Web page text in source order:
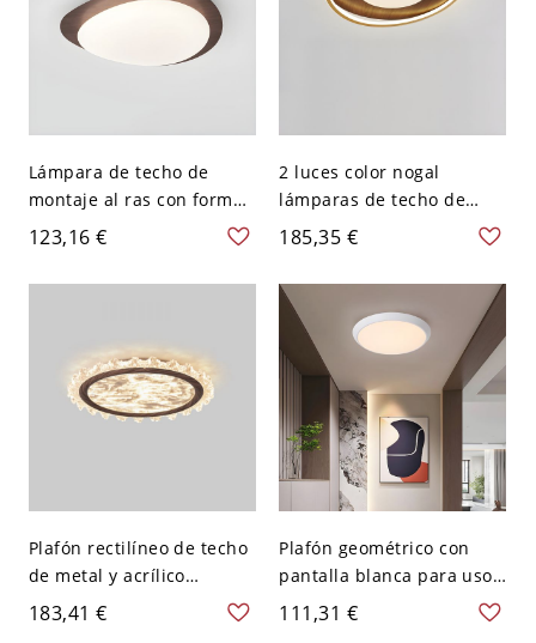
Lámpara de techo de
montaje al ras con forma
de adoquín, acabado
blanco/madera, color
nogal, para dormitorio -
123,16 €
2 luces color nogal
lámparas de techo de
montaje al ras de metal
para dormitorio - 110 A
120 V 46,99 cm
185,35 €
Plafón rectilíneo de techo
de metal y acrílico
translúcido con LED de 1
luz - 110 A 120 V 40,64 cm
183,41 €
Plafón geométrico con
pantalla blanca para uso
doméstico - Blanco 110 A
120 V 9,5" Blanco
111,31 €